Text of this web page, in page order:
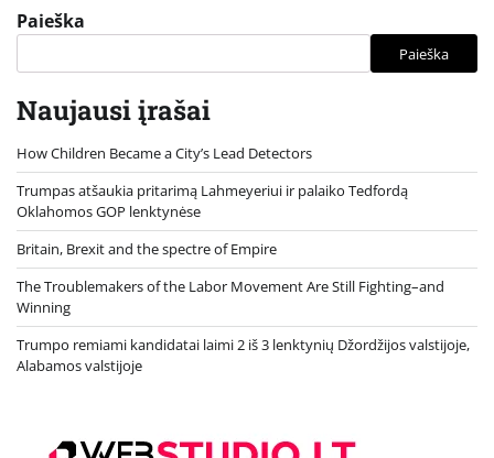
Paieška
Paieška
Naujausi įrašai
How Children Became a City’s Lead Detectors
Trumpas atšaukia pritarimą Lahmeyeriui ir palaiko Tedfordą
Oklahomos GOP lenktynėse
Britain, Brexit and the spectre of Empire
The Troublemakers of the Labor Movement Are Still Fighting–and
Winning
Trumpo remiami kandidatai laimi 2 iš 3 lenktynių Džordžijos valstijoje,
Alabamos valstijoje